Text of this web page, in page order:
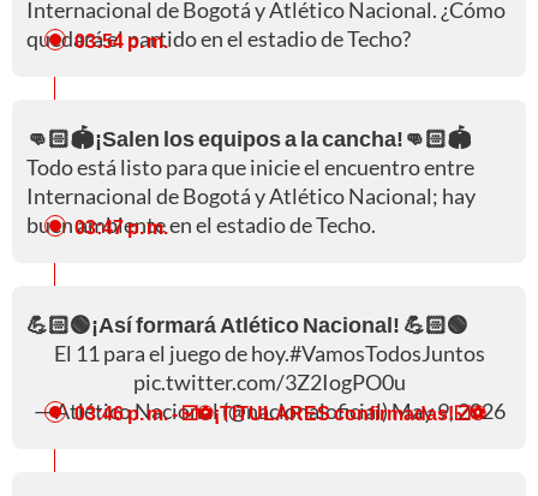
Internacional de Bogotá y Atlético Nacional. ¿Cómo
quedará el partido en el estadio de Techo?
03:54 p. m.
👊🏻🏟️¡Salen los equipos a la cancha!👊🏻🏟️
Todo está listo para que inicie el encuentro entre
Internacional de Bogotá y Atlético Nacional; hay
buen ambiente en el estadio de Techo.
03:47 p. m.
💪🏻🟢¡Así formará Atlético Nacional! 💪🏻🟢
El 11 para el juego de hoy.#VamosTodosJuntos
pic.twitter.com/3Z2IogPO0u
— Atlético Nacional (@nacionaloficial)May 9, 2026
03:46 p. m.- ☑️⚽¡TITULARES confirmadas!☑️⚽